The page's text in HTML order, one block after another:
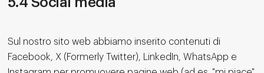
Sul nostro sito web abbiamo inserito contenuti di
Facebook, X (Formerly Twitter), LinkedIn, WhatsApp e